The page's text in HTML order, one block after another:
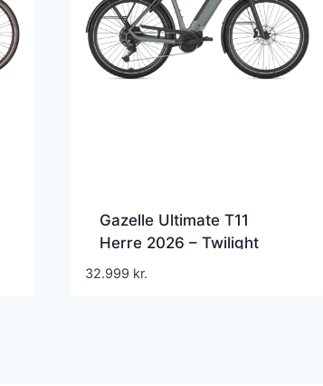
Gazelle Ultimate T11
Herre 2026 – Twilight
Green Mat
32.999 kr.